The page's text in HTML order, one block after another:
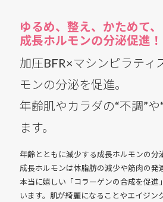
ゆるめ、整え、かためて、
成長ホルモンの分泌促進！
加圧BFR×マシンピラティ
モンの分泌を促進。
年齢肌やカラダの“不調”や
ます。
年齢とともに減少する成長ホルモンの分
成長ホルモンは体脂肪の減少や筋肉の発
本当に嬉しい「コラーゲンの合成を促進
います。肌が綺麗になることやエイジン